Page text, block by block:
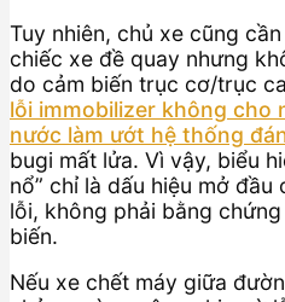
Tuy nhiên, chủ xe cũng
chiếc xe đề quay nhưng
do cảm biến trục cơ/trục
lỗi immobilizer không cho
nước làm ướt hệ thống
bugi mất lửa. Vì vậy, biểu
nổ” chỉ là dấu hiệu mở
lỗi, không phải bằng
biến.
Nếu xe chết máy giữa